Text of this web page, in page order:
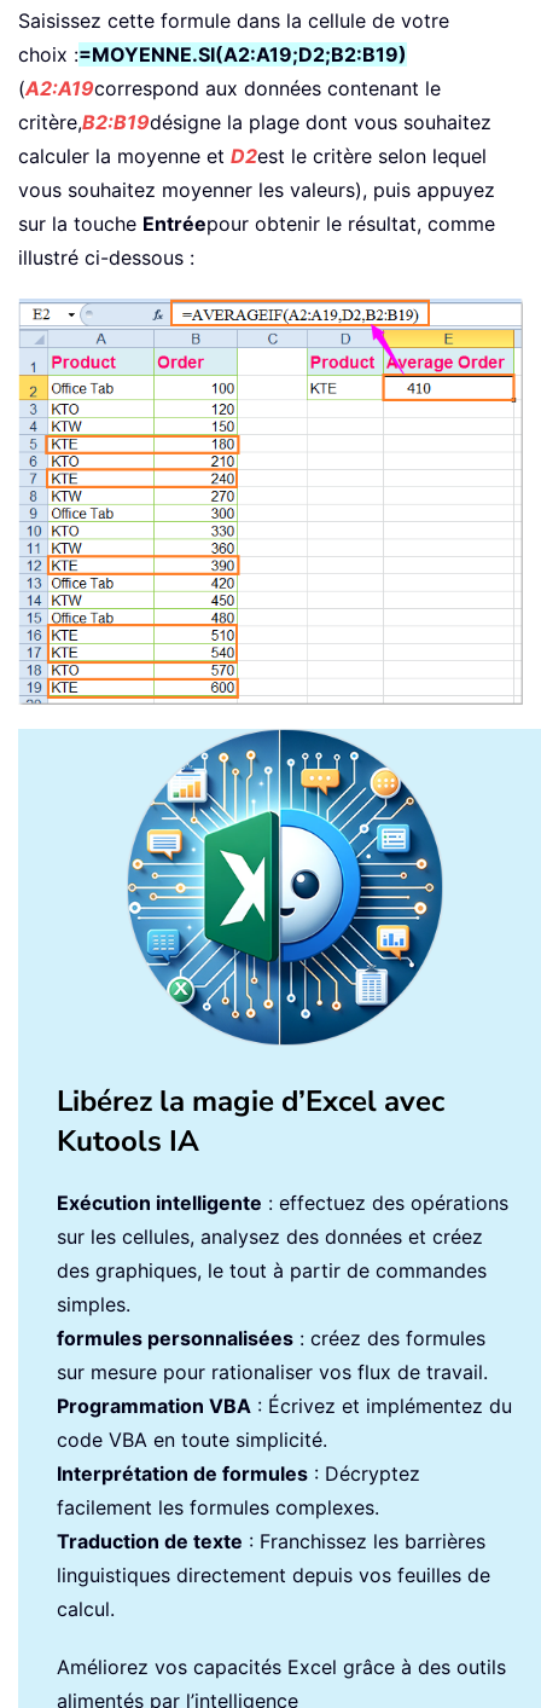
Saisissez cette formule dans la cellule de votre
choix :=MOYENNE.SI(A2:A19;D2;B2:B19)
(A2:A19correspond aux données contenant le
critère,B2:B19désigne la plage dont vous souhaitez
calculer la moyenne et D2est le critère selon lequel
vous souhaitez moyenner les valeurs), puis appuyez
sur la touche Entréepour obtenir le résultat, comme
illustré ci-dessous :
Libérez la magie d’Excel avec
Kutools IA
Exécution intelligente : effectuez des opérations
sur les cellules, analysez des données et créez
des graphiques, le tout à partir de commandes
simples.
formules personnalisées : créez des formules
sur mesure pour rationaliser vos flux de travail.
Programmation VBA : Écrivez et implémentez du
code VBA en toute simplicité.
Interprétation de formules : Décryptez
facilement les formules complexes.
Traduction de texte : Franchissez les barrières
linguistiques directement depuis vos feuilles de
calcul.
Améliorez vos capacités Excel grâce à des outils
alimentés par l’intelligence